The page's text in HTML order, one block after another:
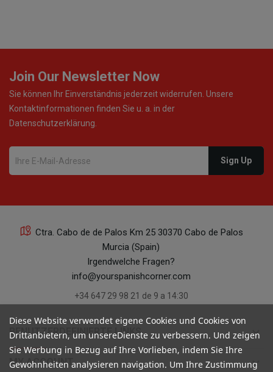
Join Our Newsletter Now
Sie können Ihr Einverständnis jederzeit widerrufen. Unsere
Kontaktinformationen finden Sie u. a. in der
Datenschutzerklärung.
Ctra. Cabo de de Palos Km 25 30370 Cabo de Palos
Murcia (Spain)
Irgendwelche Fragen?
info@yourspanishcorner.com
+34 647 29 98 21 de 9 a 14:30
BENUTZERDEFINIERTE LINKS keyboard_arrow_down
MY ACCOUNT keyboard_arrow_down
Diese Website verwendet eigene Cookies und Cookies von
Drittanbietern, um unsereDienste zu verbessern. Und zeigen
Sie Werbung in Bezug auf Ihre Vorlieben, indem Sie Ihre
Gewohnheiten analysieren navigation. Um Ihre Zustimmung